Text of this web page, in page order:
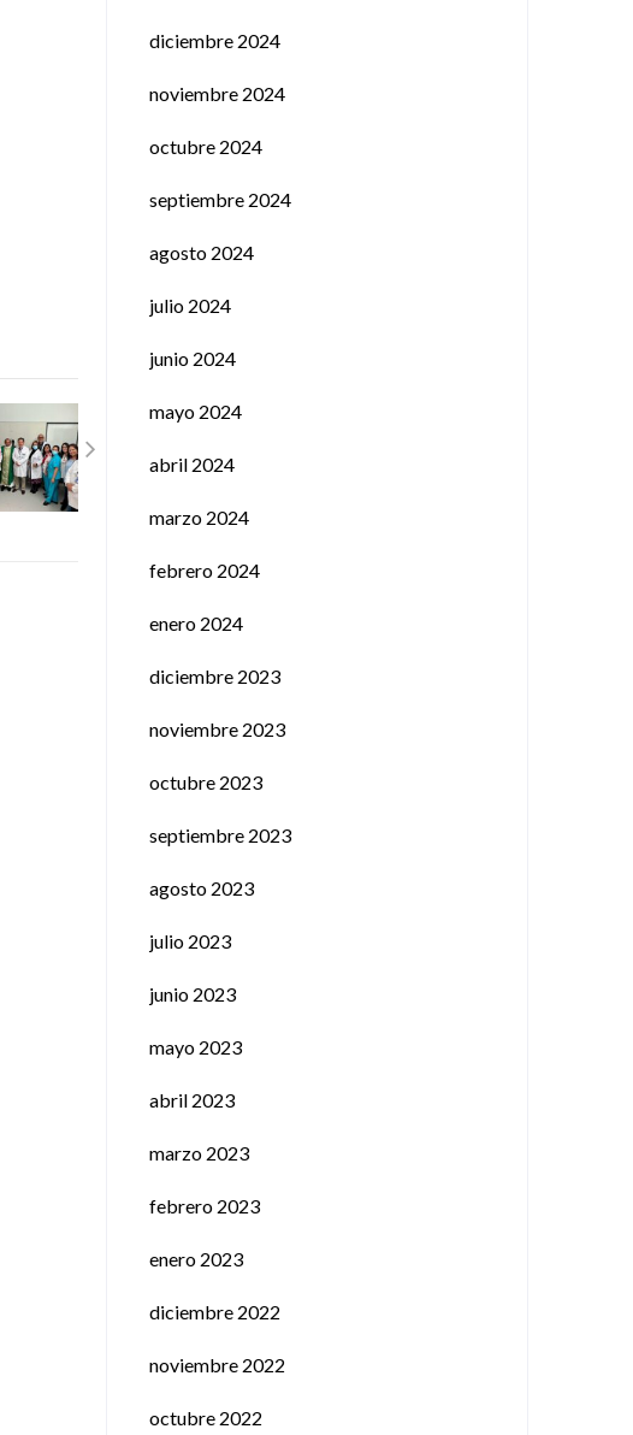
diciembre 2024
noviembre 2024
octubre 2024
septiembre 2024
agosto 2024
julio 2024
junio 2024
mayo 2024
abril 2024
marzo 2024
febrero 2024
enero 2024
diciembre 2023
noviembre 2023
octubre 2023
septiembre 2023
agosto 2023
julio 2023
junio 2023
mayo 2023
abril 2023
marzo 2023
febrero 2023
enero 2023
diciembre 2022
noviembre 2022
octubre 2022